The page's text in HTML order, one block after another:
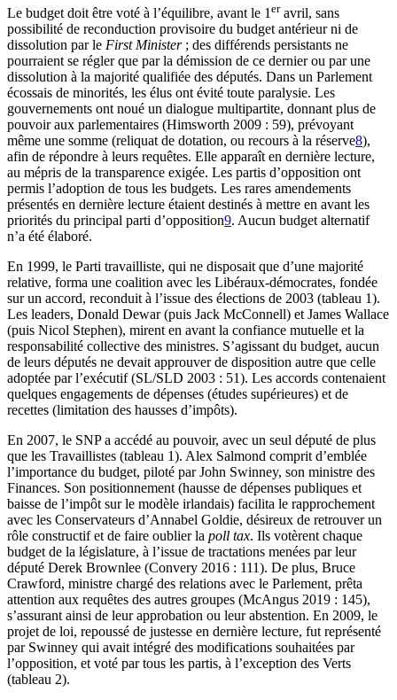
Le budget doit être voté à l’équilibre, avant le 1 eravril, sans
possibilité de reconduction provisoire du budget antérieur ni de
dissolution par le First Minister; des différends persistants ne
pourraient se régler que par la démission de ce dernier ou par une
dissolution à la majorité qualifiée des députés. Dans un Parlement
écossais de minorités, les élus ont évité toute paralysie. Les
gouvernements ont noué un dialogue multipartite, donnant plus de
pouvoir aux parlementaires (Himsworth 2009 : 59), prévoyant
même une somme (reliquat de dotation, ou recours à la réserve8),
afin de répondre à leurs requêtes. Elle apparaît en dernière lecture,
au mépris de la transparence exigée. Les partis d’opposition ont
permis l’adoption de tous les budgets. Les rares amendements
présentés en dernière lecture étaient destinés à mettre en avant les
priorités du principal parti d’opposition9. Aucun budget alternatif
n’a été élaboré.
En 1999, le Parti travailliste, qui ne disposait que d’une majorité
relative, forma une coalition avec les Libéraux-démocrates, fondée
sur un accord, reconduit à l’issue des élections de 2003 (tableau 1).
Les leaders, Donald Dewar (puis Jack McConnell) et James Wallace
(puis Nicol Stephen), mirent en avant la confiance mutuelle et la
responsabilité collective des ministres. S’agissant du budget, aucun
de leurs députés ne devait approuver de disposition autre que celle
adoptée par l’exécutif (SL/SLD 2003 : 51). Les accords contenaient
quelques engagements de dépenses (études supérieures) et de
recettes (limitation des hausses d’impôts).
En 2007, le SNP a accédé au pouvoir, avec un seul député de plus
que les Travaillistes (tableau 1). Alex Salmond comprit d’emblée
l’importance du budget, piloté par John Swinney, son ministre des
Finances. Son positionnement (hausse de dépenses publiques et
baisse de l’impôt sur le modèle irlandais) facilita le rapprochement
avec les Conservateurs d’Annabel Goldie, désireux de retrouver un
rôle constructif et de faire oublier la poll tax. Ils votèrent chaque
budget de la législature, à l’issue de tractations menées par leur
député Derek Brownlee (Convery 2016 : 111). De plus, Bruce
Crawford, ministre chargé des relations avec le Parlement, prêta
attention aux requêtes des autres groupes (McAngus 2019 : 145),
s’assurant ainsi de leur approbation ou leur abstention. En 2009, le
projet de loi, repoussé de justesse en dernière lecture, fut représenté
par Swinney qui avait intégré des modifications souhaitées par
l’opposition, et voté par tous les partis, à l’exception des Verts
(tableau 2).